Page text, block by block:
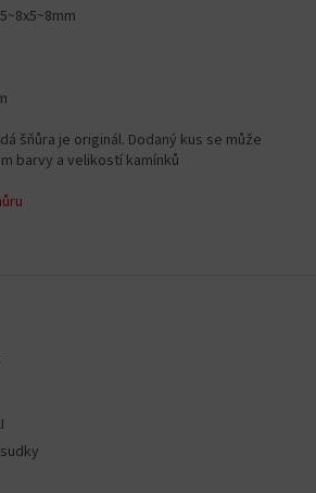
šňůra je originál. Dodaný kus se může
barvy a velikostí kamínků